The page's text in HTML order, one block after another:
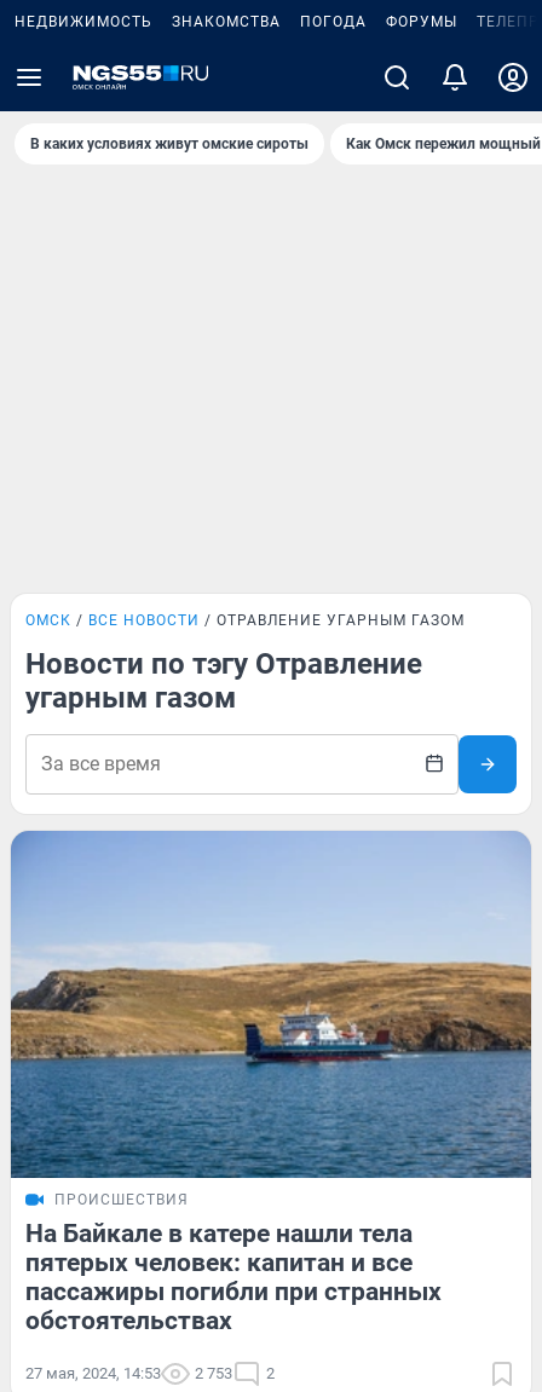
НЕДВИЖИМОСТЬ ЗНАКОМСТВА ПОГОДА ФОРУМЫ
В каких условиях живут омские сироты Как Омск пережил мощный
ОМСК ВСЕ НОВОСТИ ОТРАВЛЕНИЕ УГАРНЫМ ГАЗОМ
Новости по тэгу Отравление
угарным газом
ПРОИСШЕСТВИЯ
На Байкале в катере нашли тела
пятерых человек: капитан и все
пассажиры погибли при странных
обстоятельствах
27 мая, 2024, 14:53 2 753 2